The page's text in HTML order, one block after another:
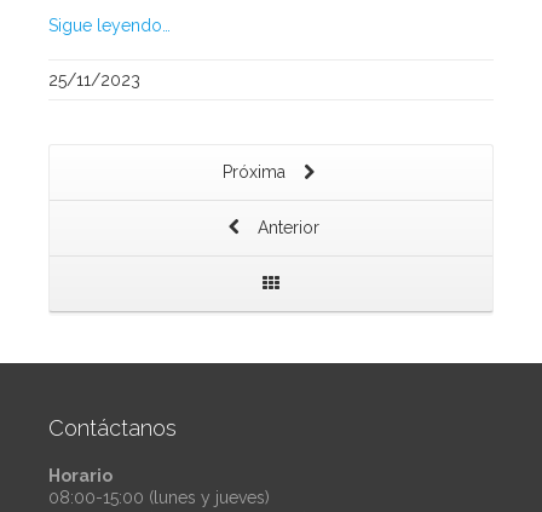
Sigue leyendo…
25/11/2023
Próxima
Anterior
Contáctanos
Horario
08:00-15:00 (lunes y jueves)